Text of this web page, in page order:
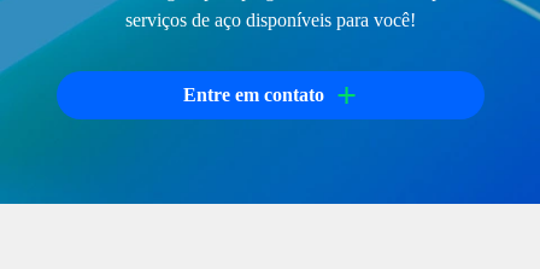
serviços de aço disponíveis para você!
Entre em contato +